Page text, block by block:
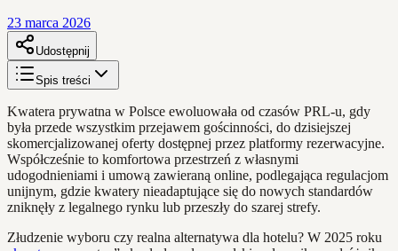
23 marca 2026
Udostępnij
Spis treści
Kwatera prywatna w Polsce ewoluowała od czasów PRL-u, gdy
była przede wszystkim przejawem gościnności, do dzisiejszej
skomercjalizowanej oferty dostępnej przez platformy rezerwacyjne.
Współcześnie to komfortowa przestrzeń z własnymi
udogodnieniami i umową zawieraną online, podlegająca regulacjom
unijnym, gdzie kwatery nieadaptujące się do nowych standardów
zniknęły z legalnego rynku lub przeszły do szarej strefy.
Złudzenie wyboru czy realna alternatywa dla hotelu? W 2025 roku